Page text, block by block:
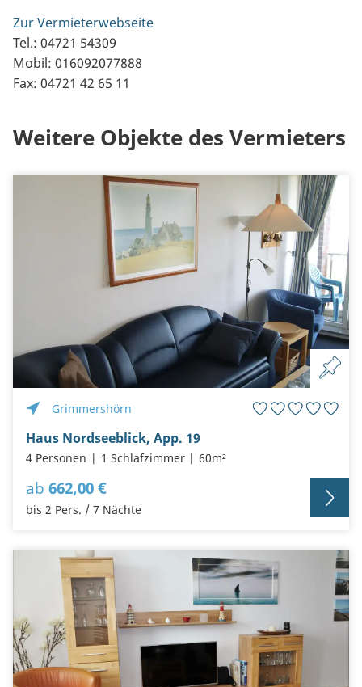
Zur Vermieterwebseite
Tel.: 04721 54309
Mobil: 016092077888
Fax: 04721 42 65 11
Weitere Objekte des Vermieters
Grimmershörn
Haus Nordseeblick, App. 19
4 Personen 1 Schlafzimmer 60m²
ab 662,00 €
bis 2 Pers. / 7 Nächte